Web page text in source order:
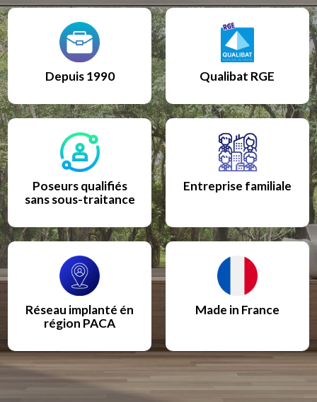
Depuis 1990 Qualibat RGE
Poseurs qualifiés
sans sous-traitance
Entreprise familiale
Réseau implanté én
région PACA
Made in France